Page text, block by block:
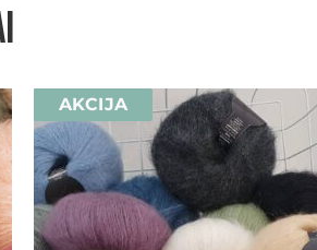
AKCIJA